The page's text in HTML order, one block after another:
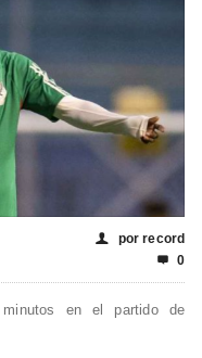
👤 por record
 0
minutos en el partido de